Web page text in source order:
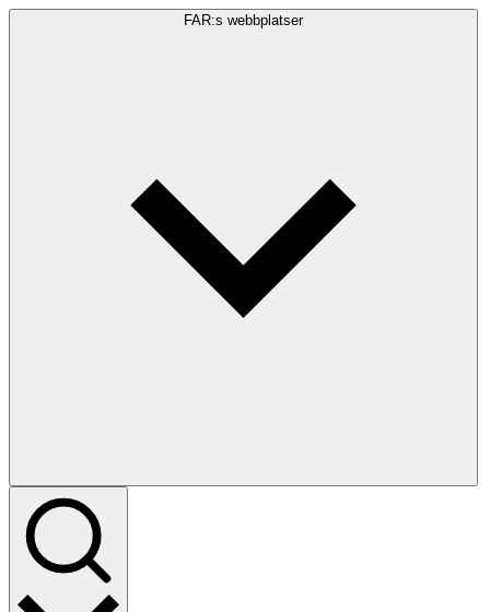
FAR:s webbplatser